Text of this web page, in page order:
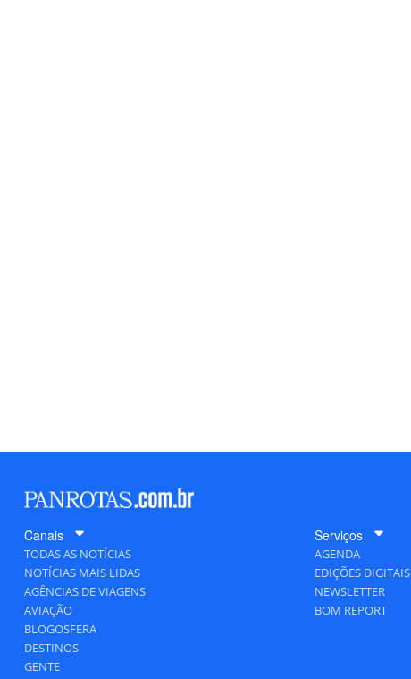
Canais
TODAS AS NOTÍCIAS
NOTÍCIAS MAIS LIDAS
AGÊNCIAS DE VIAGENS
AVIAÇÃO
BLOGOSFERA
DESTINOS
GENTE
Serviços
AGENDA
EDIÇÕES DIGITAIS
NEWSLETTER
BOM REPORT